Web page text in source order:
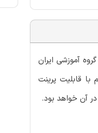
آموزشی ایران
قابلیت پرینت
آن خواهد بود.